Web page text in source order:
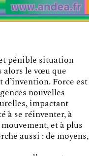
pénible situation
alors le vœu que
d’invention. Force est
nouvelles
impactant
à se réinventer, à
et à plus
aussi : de moyens,